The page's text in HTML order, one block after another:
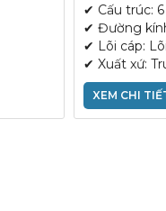
✔ Cấu trúc: 6
✔ Đường
✔ Lõi cáp:
✔ Xuất xứ:
XEM CHI